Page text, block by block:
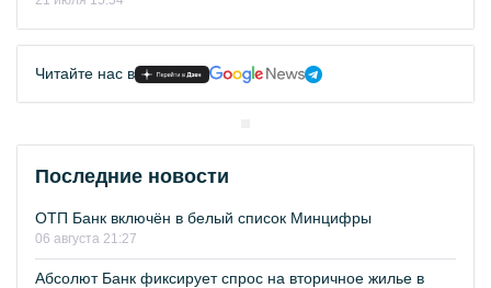
Читайте нас в
Последние новости
ОТП Банк включён в белый список Минцифры
06 августа 21:27
Абсолют Банк фиксирует спрос на вторичное жилье в